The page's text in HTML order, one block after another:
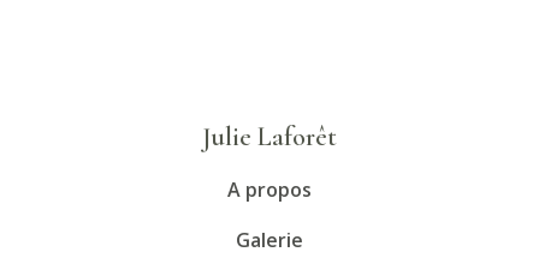
Julie Laforêt
A propos
Galerie